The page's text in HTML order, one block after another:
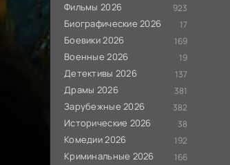
Фильмы 2026 923
Биографические 2026 17
Боевики 2026 169
Военные 2026 19
Детективы 2026 137
Драмы 2026 381
Зарубежные 2026 382
Исторические 2026 38
Комедии 2026 192
Криминальные 2026 166